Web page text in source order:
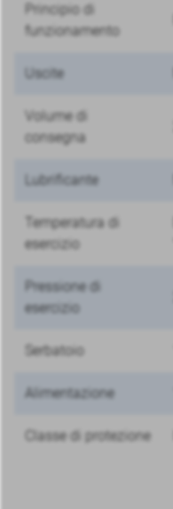
Principio di
funzionamento
Uscite
Volume di
consegna
Lubrificante
Temperatura di
esercizio
Pressione di
esercizio
Serbatoio
Alimentazione
Classe di protezione